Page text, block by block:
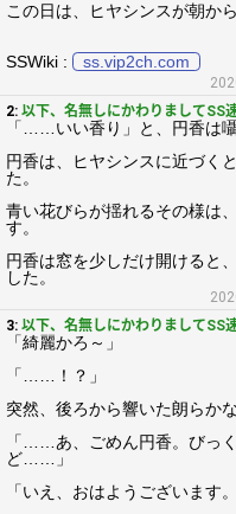
この日は、ヒヤシンスが朝か
SSWiki : ss.vip2ch.com
2: 以下、名無しにかわりましてSS
「……いい香り」と、円香は
円香は、ヒヤシンスに近づく
た。
青い花びらが揺れるその様は
す。
円香は窓を少しだけ開けると
した。
3: 以下、名無しにかわりましてSS
「綺麗かろ～」
「……！？」
突然、後ろから響いた朗らか
「……あ、ごめん円香。びっ
ど……」
「いえ、おはようございます